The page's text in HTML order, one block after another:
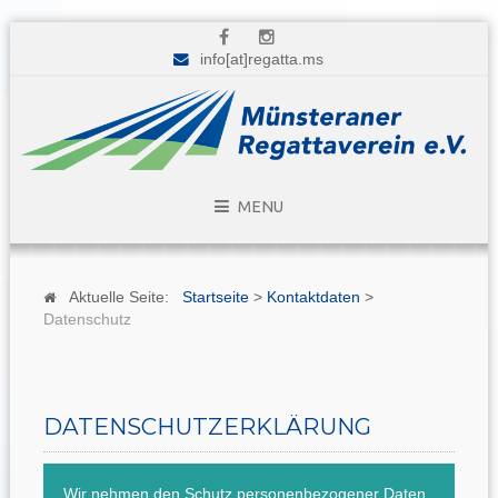
info[at]regatta.ms
MENU
Aktuelle Seite: Startseite > Kontaktdaten >
Datenschutz
DATENSCHUTZERKLÄRUNG
Wir nehmen den Schutz personenbezogener Daten